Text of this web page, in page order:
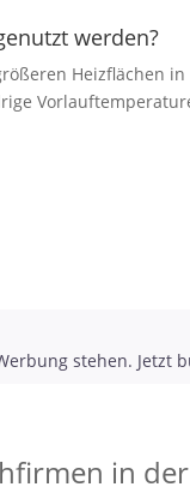
werden?
Heizflächen
stehen. Jetzt
in